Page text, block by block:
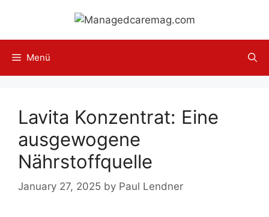
Menü
Lavita Konzentrat: Eine
ausgewogene
Nährstoffquelle
January 27, 2025 by Paul Lendner